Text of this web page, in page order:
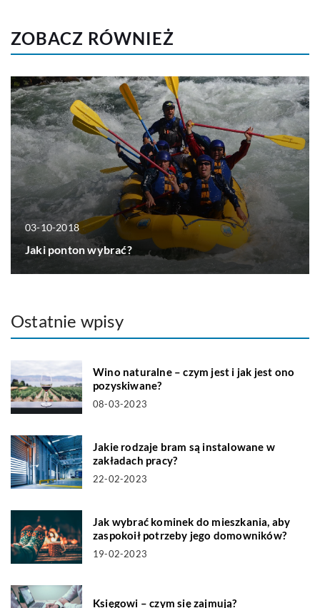
ZOBACZ RÓWNIEŻ
03-10-2018
Jaki ponton wybrać?
Ostatnie wpisy
Wino naturalne – czym jest i jak jest ono
pozyskiwane?
08-03-2023
Jakie rodzaje bram są instalowane w
zakładach pracy?
22-02-2023
Jak wybrać kominek do mieszkania, aby
zaspokoił potrzeby jego domowników?
19-02-2023
Księgowi – czym się zajmują?